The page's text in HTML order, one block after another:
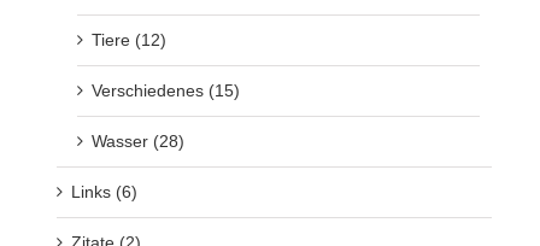
Tiere (12)
Verschiedenes (15)
Wasser (28)
Links (6)